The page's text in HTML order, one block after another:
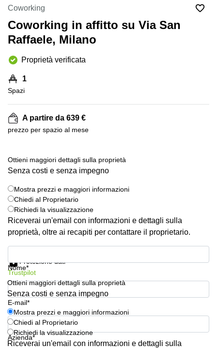
Brescia
Pescara
Verona
Catania
Bergamo
Como
Napoli
affitto a
Coworking
Lombardy
Business
Toscana
Business
center
Milano
Business
Coworking
Campania
Coworking
Cagliari
Coworking
Pescara
Coworking
Brescia
Affitto
Business
Centers
a
Treviso
Affitto
Business
Centers
a Napoli
Coworking
Coworking in affitto su Via San
Raffaele, Milano
Proprietà verificata
1
Spazi
A partire da 639 €
prezzo per spazio al mese
Ottieni maggiori dettagli sulla proprietà
Senza costi e senza impegno
Mostra prezzi e maggiori informazioni
Chiedi al Proprietario
Richiedi la visualizzazione
Riceverai un'email con informazioni e dettagli sulla
proprietà, oltre ai recapiti per contattare il proprietario.
Nome*
E-mail*
Azienda*
Protezione dati
Trustpilot
Ottieni maggiori dettagli sulla proprietà
Senza costi e senza impegno
Mostra prezzi e maggiori informazioni
Chiedi al Proprietario
Richiedi la visualizzazione
Riceverai un'email con informazioni e dettagli sulla